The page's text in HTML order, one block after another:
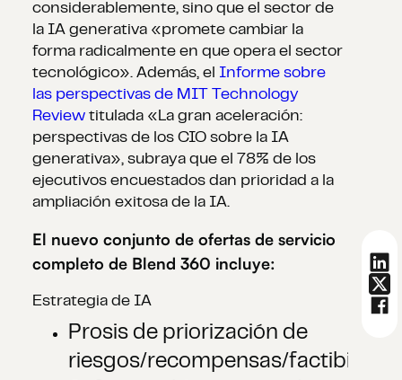
considerablemente, sino que el sector de
la IA generativa «promete cambiar la
forma radicalmente en que opera el sector
tecnológico». Además, el Informe sobre
las perspectivas de MIT Technology
Review titulada «La gran aceleración:
perspectivas de los CIO sobre la IA
generativa», subraya que el 78% de los
ejecutivos encuestados dan prioridad a la
ampliación exitosa de la IA.
El nuevo conjunto de ofertas de servicio
completo de Blend 360 incluye:
Estrategia de IA
Prosis de priorización de
riesgos/recompensas/factibilidad